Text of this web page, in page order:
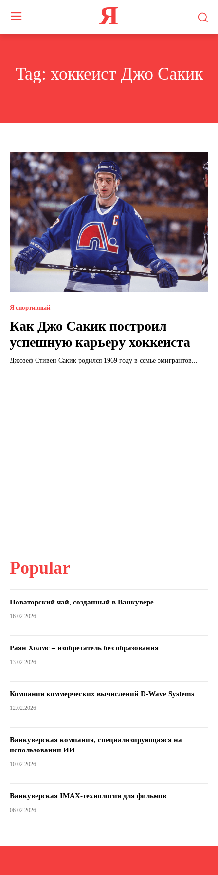
Я
Tag: хоккеист Джо Сакик
Я спортивный
Как Джо Сакик построил
успешную карьеру хоккеиста
Джозеф Стивен Сакик родился 1969 году в семье эмигрантов...
Popular
Новаторский чай, созданный в Ванкувере
16.02.2026
Раян Холмс – изобретатель без образования
13.02.2026
Компания коммерческих вычислений D-Wave Systems
12.02.2026
Ванкуверская компания, специализирующаяся на
использовании ИИ
10.02.2026
Ванкуверская IMAX-технология для фильмов
06.02.2026